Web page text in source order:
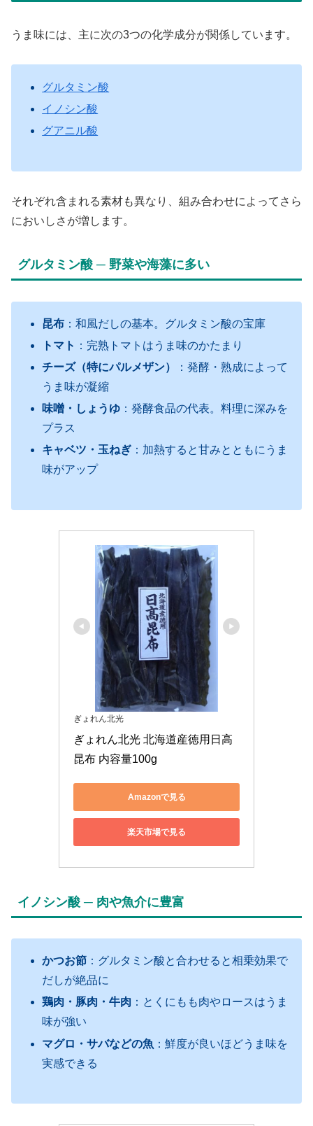
うま味には、主に次の3つの化学成分が関係しています。
グルタミン酸
イノシン酸
グアニル酸
それぞれ含まれる素材も異なり、組み合わせによってさら
においしさが増します。
グルタミン酸 ─ 野菜や海藻に多い
昆布 ：和風だしの基本。グルタミン酸の宝庫
トマト ：完熟トマトはうま味のかたまり
チーズ（特にパルメザン）
：発酵・熟成によって
うま味が凝縮
味噌・しょうゆ ：発酵食品の代表。料理に深みを
プラス
キャベツ・玉ねぎ ：加熱すると甘みとともにうま
味がアップ
ぎょれん北光
ぎょれん北光 北海道産徳用日高
昆布 内容量100g
Amazonで見る
楽天市場で見る
イノシン酸 ─ 肉や魚介に豊富
かつお節 ：グルタミン酸と合わせると相乗効果で
だしが絶品に
鶏肉・豚肉・牛肉 ：とくにもも肉やロースはうま
味が強い
マグロ・サバなどの魚 ：鮮度が良いほどうま味を
実感できる